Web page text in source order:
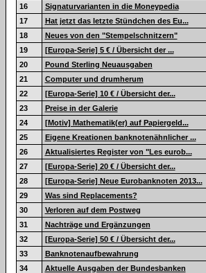
16
Signaturvarianten in die Moneypedia
17
Hat jetzt das letzte Stündchen des Eu...
18
Neues von den "Stempelschnitzern"
19
[Europa-Serie] 5 € / Übersicht der ...
20
Pound Sterling Neuausgaben
21
Computer und drumherum
22
[Europa-Serie] 10 € / Übersicht der...
23
Preise in der Galerie
24
[Motiv] Mathematik(er) auf Papiergeld...
25
Eigene Kreationen banknotenähnlicher ...
26
Aktualisiertes Register von "Les eurob...
27
[Europa-Serie] 20 € / Übersicht der...
28
[Europa-Serie] Neue Eurobanknoten 2013...
29
Was sind Replacements?
30
Verloren auf dem Postweg
31
Nachträge und Ergänzungen
32
[Europa-Serie] 50 € / Übersicht der...
33
Banknotenaufbewahrung
34
Aktuelle Ausgaben der Bundesbanken